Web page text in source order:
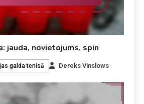
jauda, novietojums, spin
galda tenisā Dereks Vinslows